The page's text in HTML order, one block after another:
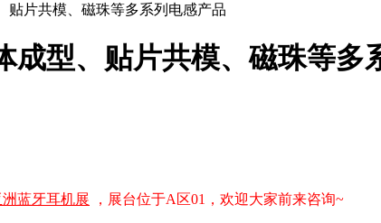
贴片共模、磁珠等多系列电感产品
成型、贴片共模、磁珠等多
蓝牙耳机展 ，展台位于A区01，欢迎大家前来咨询~